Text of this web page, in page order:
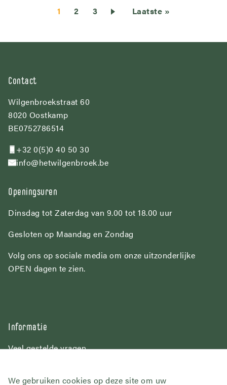
Huidige
1 Page
2 Page
3
Laatste
Laatste »
Contact
Wilgenbroekstraat 60
8020 Oostkamp
BE0752786514
+32 0(5)0 40 50 30
info@hetwilgenbroek.be
Openingsuren
Dinsdag tot Zaterdag van 9.00 tot 18.00 uur
Gesloten op Maandag en Zondag
Volg ons op sociale media om onze uitzonderlijke
OPEN dagen te zien.
Informatie
Veel gestelde vragen
We gebruiken cookies op deze site om uw